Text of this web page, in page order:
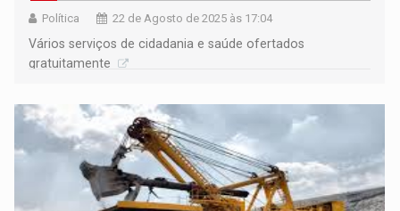
Política 22 de Agosto de 2025 às 17:04
Vários serviços de cidadania e saúde ofertados
gratuitamente